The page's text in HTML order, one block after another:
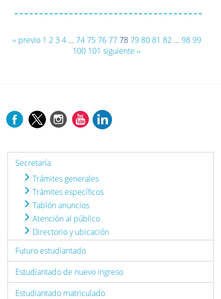
‹‹ previo 1 2 3 4... 74 75 76 77 78 79 80 81 82 ... 98 99
100 101 siguiente ››
Secretaría
Trámites generales
Trámites específicos
Tablón anuncios
Atención al público
Directorio y ubicación
Futuro estudiantado
Estudiantado de nuevo ingreso
Estudiantado matriculado